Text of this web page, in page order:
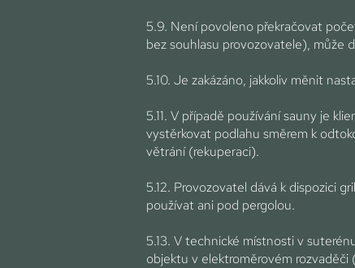
5.9. Není povoleno překračovat
bez souhlasu provozovatele), může
5.10. Je zakázáno, jakkoliv měnit
5.11. V případě používání sauny je
vystěrkovat podlahu směrem k
větrání (rekuperaci).
5.12. Provozovatel dává k dispozici
používat ani pod pergolou.
5.13. V technické místnosti v
objektu v elektroměrovém